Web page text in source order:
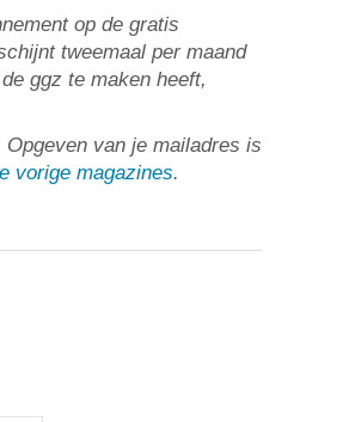
op de gratis
tweemaal per maand
ggz te maken heeft,
Opgeven van je mailadres is
vorige magazines.